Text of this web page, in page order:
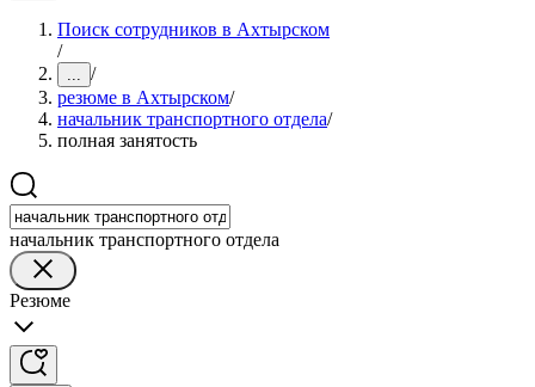
Поиск сотрудников в Ахтырском
/
... /
резюме в Ахтырском/
начальник транспортного отдела/
полная занятость
начальник транспортного отдела
Резюме